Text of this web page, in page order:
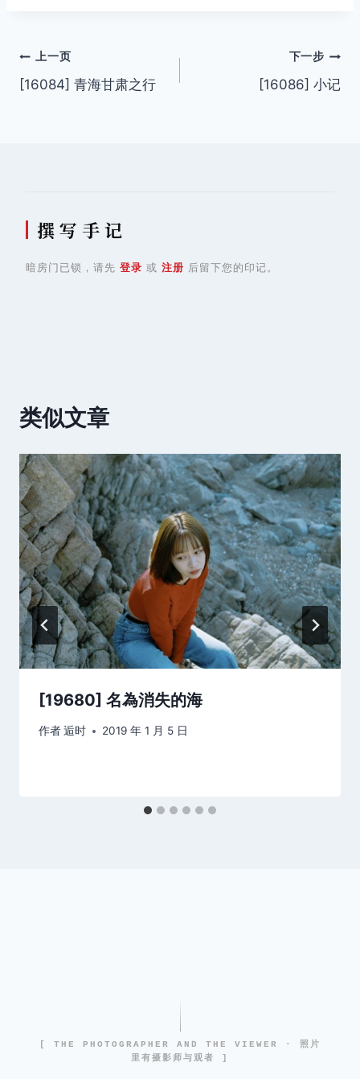
文
章
上一页
[16084] 青海甘肃之行
下一步
[16086] 小记
撰 写 手 记
暗房门已锁，请先 登录 或 注册 后留下您的印记。
类似文章
[19680] 名為消失的海
作者逅时 2019 年 1 月 5 日
[ THE PHOTOGRAPHER AND THE VIEWER · 照片
里有摄影师与观者 ]